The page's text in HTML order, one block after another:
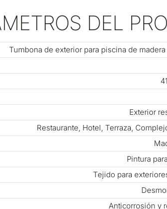
DEL
Tumbona de exterior para piscina de
Exterior
Restaurante, Hotel, Terraza,
Pintura
Tejido para
Anticorrosión y